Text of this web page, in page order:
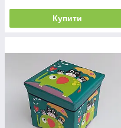
Купити